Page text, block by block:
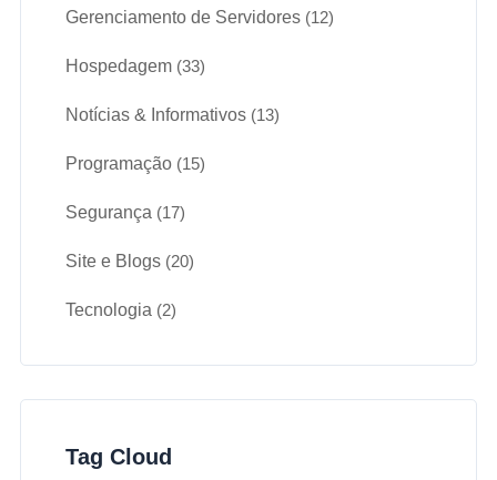
Gerenciamento de Servidores (12)
Hospedagem (33)
Notícias & Informativos (13)
Programação (15)
Segurança (17)
Site e Blogs (20)
Tecnologia (2)
Tag Cloud